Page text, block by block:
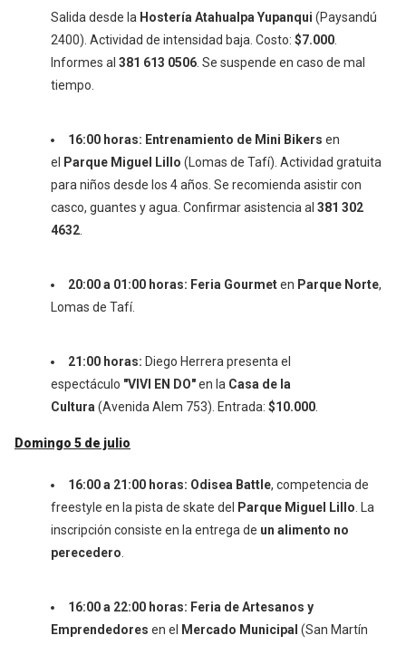
Salida desde la Hostería Atahualpa Yupanqui (Paysandú
2400). Actividad de intensidad baja. Costo: $7.000.
Informes al 381 613 0506. Se suspende en caso de mal
tiempo.
16:00 horas: Entrenamiento de Mini Bikers en
el
Parque Miguel Lillo (Lomas de Tafí). Actividad gratuita
para niños desde los 4 años. Se recomienda asistir con
casco, guantes y agua. Confirmar asistencia al 381 302
4632.
20:00 a 01:00 horas: Feria Gourmeten Parque Norte,
Lomas de Tafí.
21:00 horas: Diego Herrera presenta el
espectáculo "VIVI EN DO"en la Casa de la
Cultura(Avenida Alem 753). Entrada: $10.000.
Domingo 5 de julio
16:00 a 21:00 horas: Odisea Battle, competencia de
freestyle en la pista de skate del
Parque Miguel Lillo. La
inscripción consiste en la entrega de un alimento no
perecedero.
16:00 a 22:00 horas: Feria de Artesanos y
Emprendedores en el Mercado Municipal (San Martín